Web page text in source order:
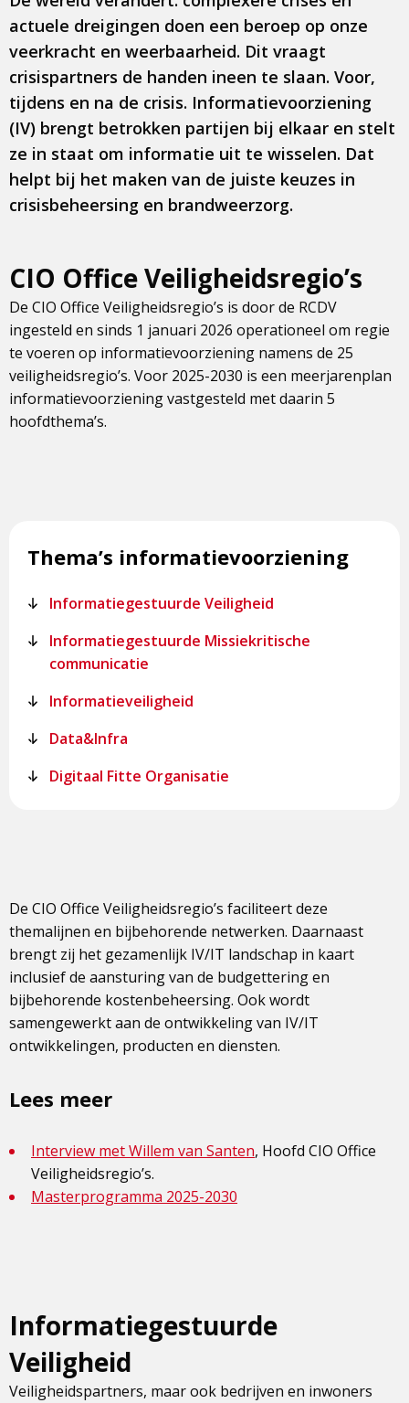
actuele dreigingen doen een beroep op onze
veerkracht en weerbaarheid. Dit vraagt
crisispartners de handen ineen te slaan. Voor,
tijdens en na de crisis. Informatievoorziening
(IV) brengt betrokken partijen bij elkaar en stelt
ze in staat om informatie uit te wisselen. Dat
helpt bij het maken van de juiste keuzes in
crisisbeheersing en brandweerzorg.
CIO Office Veiligheidsregio’s
De CIO Office Veiligheidsregio’s is door de RCDV
ingesteld en sinds 1 januari 2026 operationeel om regie
te voeren op informatievoorziening namens de 25
veiligheidsregio’s. Voor 2025-2030 is een meerjarenplan
informatievoorziening vastgesteld met daarin 5
hoofdthema’s.
Thema’s informatievoorziening
Informatiegestuurde Veiligheid
Informatiegestuurde Missiekritische
communicatie
Informatieveiligheid
Data&Infra
Digitaal Fitte Organisatie
De CIO Office Veiligheidsregio’s faciliteert deze
themalijnen en bijbehorende netwerken. Daarnaast
brengt zij het gezamenlijk IV/IT landschap in kaart
inclusief de aansturing van de budgettering en
bijbehorende kostenbeheersing. Ook wordt
samengewerkt aan de ontwikkeling van IV/IT
ontwikkelingen, producten en diensten.
Lees meer
Interview met Willem van Santen, Hoofd CIO Office
Veiligheidsregio’s.
Masterprogramma 2025-2030
Informatiegestuurde
Veiligheid
Veiligheidspartners, maar ook bedrijven en inwoners